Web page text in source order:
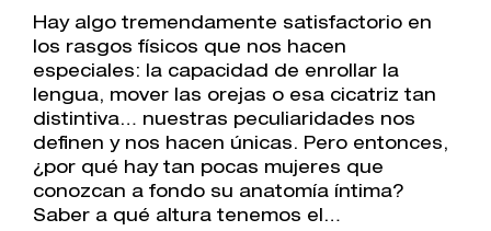
Hay algo tremendamente satisfactorio en
los rasgos físicos que nos hacen
especiales: la capacidad de enrollar la
lengua, mover las orejas o esa cicatriz tan
distintiva… nuestras peculiaridades nos
definen y nos hacen únicas. Pero entonces,
¿por qué hay tan pocas mujeres que
conozcan a fondo su anatomía íntima?
Saber a qué altura tenemos el…